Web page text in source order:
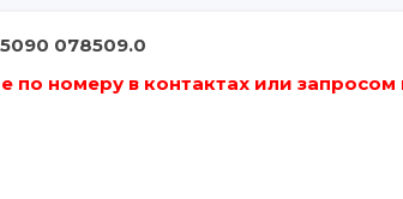
078509.0
по номеру в контактах или запросом